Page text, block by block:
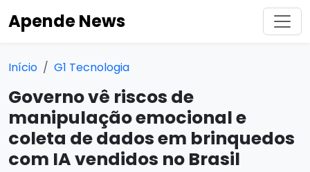
Apende News
Início G1 Tecnologia
Governo vê riscos de
manipulação emocional e
coleta de dados em brinquedos
com IA vendidos no Brasil